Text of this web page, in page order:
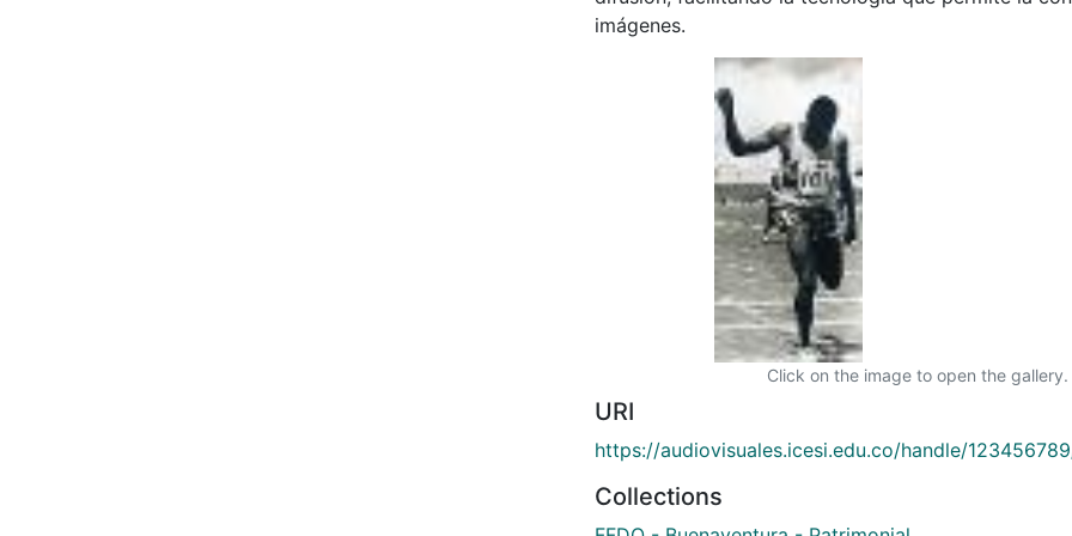
imágenes.
Click on the image to open the gallery.
URI
https://audiovisuales.icesi.edu.co/handle/
Collections